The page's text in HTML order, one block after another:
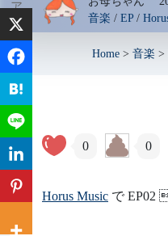
音楽 / EP/
Home > 音楽 >
0 0
Horus Music で EP02
ア